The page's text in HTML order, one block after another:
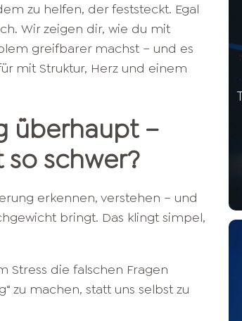
zu helfen, der feststeckt. Egal
Wir zeigen dir, wie du mit
greifbarer machst – und es
mit Struktur, Herz und einem
überhaupt –
schwer?
erkennen, verstehen – und
bringt. Das klingt simpel,
Stress die falschen Fragen
zu machen, statt uns selbst zu